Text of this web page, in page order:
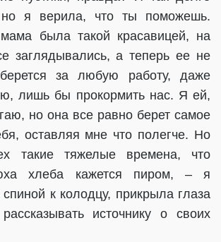
я верила, что ты поможешь.
была такой красавицей, на
заглядывались, а теперь ее не
за любую работу, даже
лишь бы прокормить нас. Я ей,
но она все равно берет самое
оставляя мне что полегче. Но
такие тяжелые времена, что
хлеба кажется пиром, – я
к колодцу, прикрыла глаза
источнику о своих